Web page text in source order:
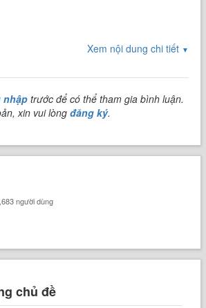
Xem nội dung chi tiết ▼
nhậptrước để có thể tham gia bình luận.
xin vui lòngđăng ký.
người dùng
chủ đề